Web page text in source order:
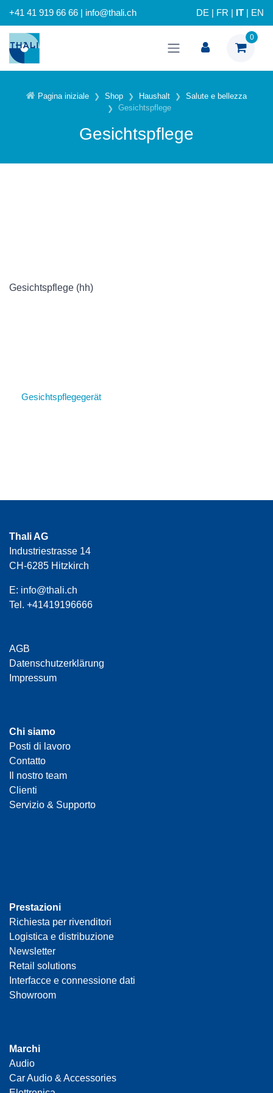
+41 41 919 66 66 | info@thali.ch DE FR IT EN
0
Pagina iniziale Shop Haushalt
Salute e bellezza
Gesichtspflege
Gesichtspflege
Gesichtspflege (hh)
Gesichtspflegegerät
Thali AG
Industriestrasse 14
CH-6285 Hitzkirch
E: info@thali.ch
Tel. +41419196666
AGB
Datenschutzerklärung
Impressum
Chi siamo
Posti di lavoro
Contatto
Il nostro team
Clienti
Servizio & Supporto
Prestazioni
Richiesta per rivenditori
Logistica e distribuzione
Newsletter
Retail solutions
Interfacce e connessione dati
Showroom
Marchi
Audio
Car Audio & Accessories